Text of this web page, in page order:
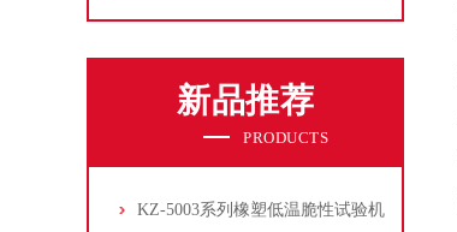
新品推荐
PRODUCTS
KZ-5003系列橡塑低温脆性试验机